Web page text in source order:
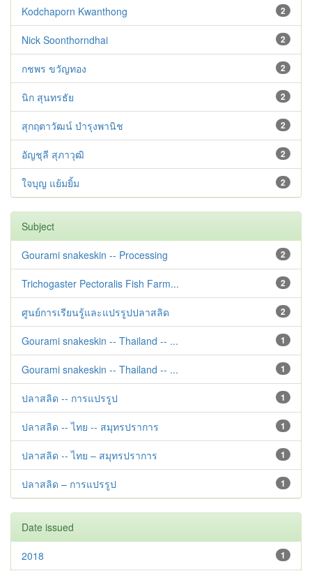
2
Kodchaporn Kwanthong
2
Nick Soonthorndhai
2
กชพร ขวัญทอง
2
นิก สุนทรธัย
2
สุกฤตาวัฒน์ บำรุงพานิช
2
อัญชุลี สุภาวุฒิ
2
ใจบุญ แย้มยิ้ม
Subject
2
Gourami snakeskin -- Processing
2
Trichogaster Pectoralis Fish Farm...
2
ศูนย์การเรียนรู้และแปรรูปปลาสลิด
1
Gourami snakeskin -- Thailand -- ...
1
Gourami snakeskin -- Thailand -- ...
1
ปลาสลิด -- การแปรรูป
1
ปลาสลิด -- ไทย -- สมุทรปราการ
1
ปลาสลิด -- ไทย – สมุทรปราการ
1
ปลาสลิด – การแปรรูป
Date issued
1
2018